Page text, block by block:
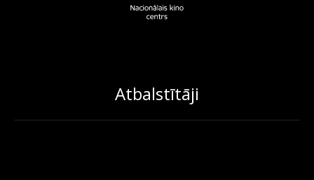
Atbalstītāji